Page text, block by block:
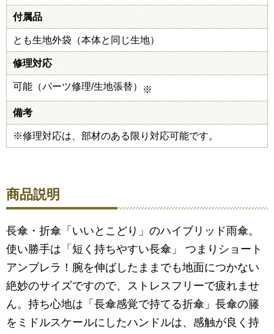
付属品
とも生地外袋（本体と同じ生地）
修理対応
可能（パーツ修理/生地張替） ※
備考
※修理対応は、部材のある限り対応可能です。
商品説明
長傘・折傘「いいとこどり」のハイブリッド雨傘。
使い勝手は「短く持ちやすい長傘」 つまりショート
アンブレラ！腕を伸ばしたままでも地面につかない
絶妙のサイズですので、ストレスフリーで疲れませ
ん。持ち心地は「長傘感覚で持てる折傘」長傘の籐
をミドルスケールにしたハンドルは、感触が良く持